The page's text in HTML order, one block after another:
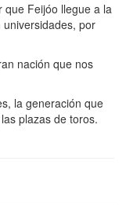
que Feijóo llegue a la
por
nación que nos
la generación que
plazas de toros.